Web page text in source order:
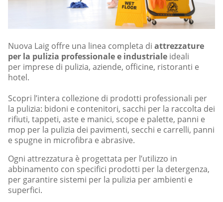
Nuova Laig offre una linea completa di attrezzature
per la pulizia professionale e industriale ideali
per imprese di pulizia, aziende, officine, ristoranti e
hotel.
Scopri l’intera collezione di prodotti professionali per
la pulizia: bidoni e contenitori, sacchi per la raccolta dei
rifiuti, tappeti, aste e manici, scope e palette, panni e
mop per la pulizia dei pavimenti, secchi e carrelli, panni
e spugne in microfibra e abrasive.
Ogni attrezzatura è progettata per l’utilizzo in
abbinamento con specifici prodotti per la detergenza,
per garantire sistemi per la pulizia per ambienti e
superfici.